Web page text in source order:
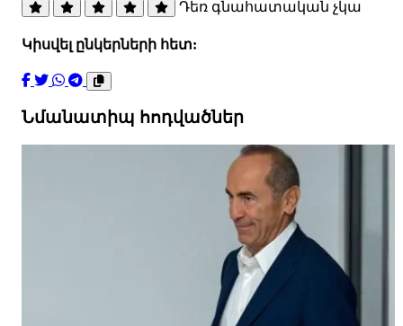
Դեռ գնահատական չկա
Կիսվել ընկերների հետ:
Նմանատիպ հոդվածներ